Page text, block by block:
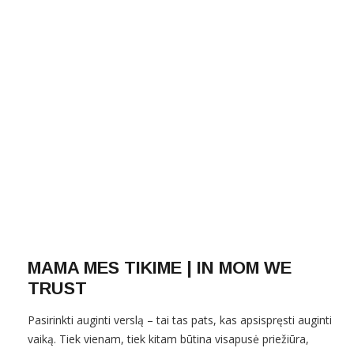
MAMA MES TIKIME | IN MOM WE
TRUST
Pasirinkti auginti verslą – tai tas pats, kas apsispręsti auginti
vaiką. Tiek vienam, tiek kitam būtina visapusė priežiūra,